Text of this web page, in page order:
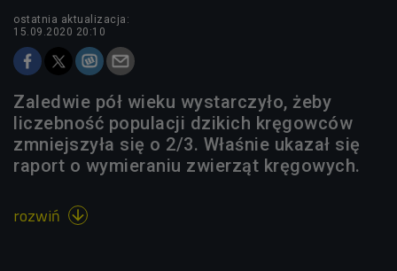
ostatnia aktualizacja:
15.09.2020 20:10
Zaledwie pół wieku wystarczyło, żeby
liczebność populacji dzikich kręgowców
zmniejszyła się o 2/3. Właśnie ukazał się
raport o wymieraniu zwierząt kręgowych.
rozwiń 